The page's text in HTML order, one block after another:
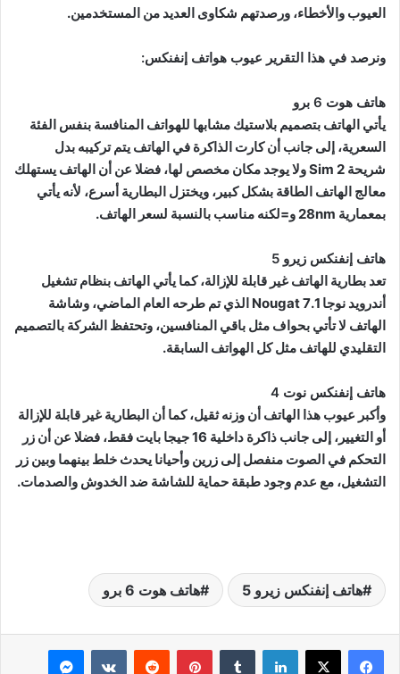
العيوب والأخطاء، ورصدتهم شكاوى العديد من المستخدمين.
ونرصد في هذا التقرير عيوب هواتف إنفنكس:
هاتف هوت 6 برو
يأتي الهاتف بتصميم بلاستيك مشابها للهواتف المنافسة بنفس الفئة
السعرية، إلى جانب أن كارت الذاكرة في الهاتف يتم تركيبه بدل
شريحة Sim 2 ولا يوجد مكان مخصص لها، فضلا عن أن الهاتف يستهلك
معالج الهاتف الطاقة بشكل كبير، ويختزل البطارية أسرع، لأنه يأتي
بمعمارية 28nm و=لكنه مناسب بالنسبة لسعر الهاتف.
هاتف إنفنكس زيرو 5
تعد بطارية الهاتف غير قابلة للإزالة، كما يأتي الهاتف بنظام تشغيل
أندرويد نوجا 7.1 Nougat الذي تم طرحه العام الماضي، وشاشة
الهاتف لا تأتي بحواف مثل باقي المنافسين، وتحتفظ الشركة بالتصميم
التقليدي للهاتف مثل كل الهواتف السابقة.
هاتف إنفنكس نوت 4
وأكبر عيوب هذا الهاتف أن وزنه ثقيل، كما أن البطارية غير قابلة للإزالة
أو التغيير، إلى جانب ذاكرة داخلية 16 جيجا بايت فقط، فضلا عن أن زر
التحكم في الصوت منفصل إلى زرين وأحيانا يحدث خلط بينهما وبين زر
التشغيل، مع عدم وجود طبقة حماية للشاشة ضد الخدوش والصدمات.
هاتف إنفنكس زيرو 5 هاتف هوت 6 برو
لينكدإن بينتيريست ماسنجر